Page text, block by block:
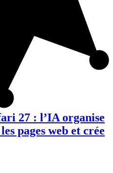
27 : l’IA organise
pages web et crée